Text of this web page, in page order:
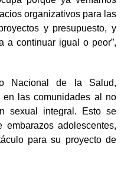
organizativos para las
y presupuesto, y
a continuar igual o peor”,
Nacional de la Salud,
en las comunidades al no
sexual integral. Esto se
adolescentes,
para su proyecto de